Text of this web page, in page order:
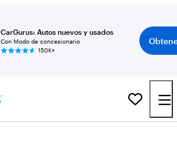
CarGurus: Autos nuevos y usados
Con Modo de concesionario
150K+